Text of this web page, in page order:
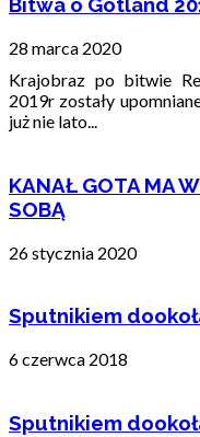
Bitwa o Gotland
28 marca 2020
Krajobraz po bitwie
2019r zostały
już nie lato...
KANAŁ GOTA MA
SOBĄ
26 stycznia 2020
Sputnikiem
6 czerwca 2018
Sputnikiem